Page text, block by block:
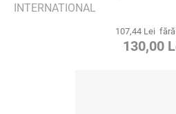
INTERNATIONAL
107,44 Lei
130,00